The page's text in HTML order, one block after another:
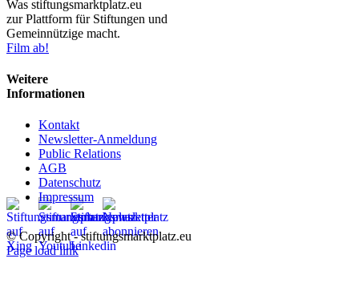
Was stiftungsmarktplatz.eu
zur Plattform für Stiftungen und
Gemeinnützige macht.
Film ab!
Weitere
Informationen
Kontakt
Newsletter-Anmeldung
Public Relations
AGB
Datenschutz
Impressum
© Copyright - stiftungsmarktplatz.eu
Page load link